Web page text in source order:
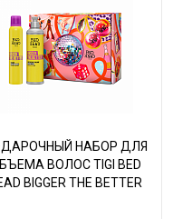
НАБОР ДЛЯ
ВОЛОС TIGI BED
BIGGER THE BETTER